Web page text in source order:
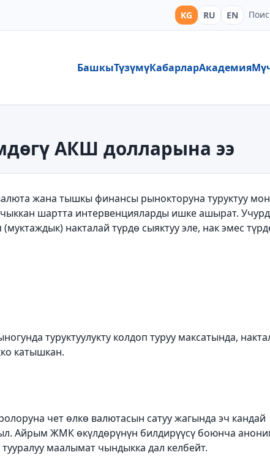
KG RU EN
БашкыТүзүмүКабарларАкадемия
АКШ долларына ээ
жана тышкы финансы рынокторуна туруктуу
шартта интервенцияларды ишке ашырат.
(муктаждык) накталай түрдө сыяктуу эле, нак эмес түрд
туруктуулукту колдоп туруу максатында,
катышкан.
четөлкө валютасын сатуу жагында эч кандай
Айрым ЖМКөкүлдөрүнүн билдирүүсү боюнча
маалымат чындыкка дал келбейт.